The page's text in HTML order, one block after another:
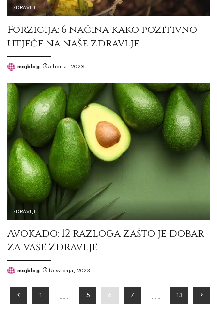
ZDRAVLJE
Forzicija: 6 načina kako pozitivno
utječe na naše zdravlje
Postedmojblog 5 lipnja, 2023
ZDRAVLJE
Avokado: 12 razloga zašto je dobar
za vaše zdravlje
Postedmojblog 15 svibnja, 2023
1 … 5 6 7 … 13